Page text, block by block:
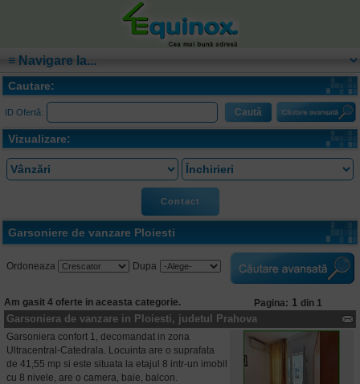
Cautare:
ID Ofertă:
Vizualizare:
Contact
Garsoniere de vanzare Ploiesti
Ordoneaza Dupa
Am gasit 4 oferte in aceasta categorie. Pagina: 1 din 1
Garsoniera de vanzare in Ploiesti, judetul Prahova
Garsoniera confort 1, decomandat in zona
Ultracentral-Catedrala. Locuinta are o suprafata
de 41,55 mp si este situata la etajul 8 intr-un imobil
cu 8 nivele, are o camera, baie, balcon.